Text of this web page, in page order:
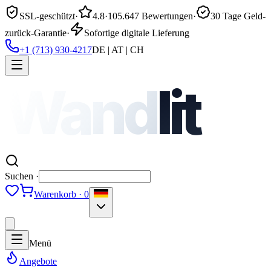
SSL-geschützt· 4.8·105.647 Bewertungen·
30 Tage Geld-
zurück-Garantie·
Sofortige digitale Lieferung
+1 (713) 930-4217DE | AT | CH
Wandlit
Suchen ·
Warenkorb · 0
Menü
Angebote